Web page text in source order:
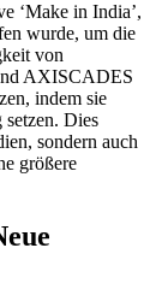
‘Make in India’,
wurde, um die
von
AXISCADES
indem sie
Dies
sondern auch
größere